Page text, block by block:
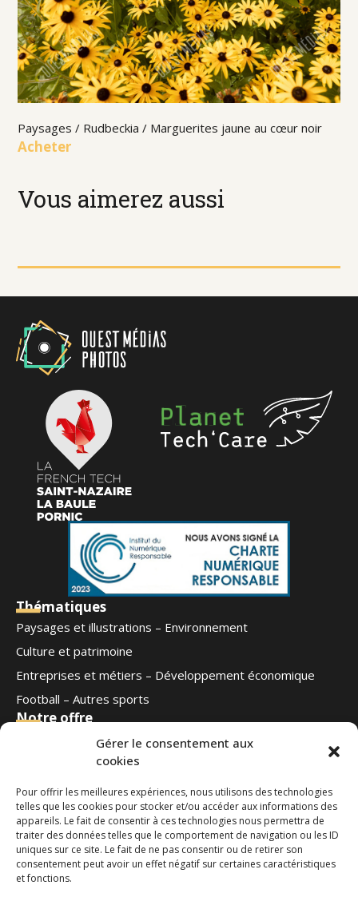
Gérer le consentement aux
cookies
Pour offrir les meilleures expériences, nous utilisons des technologies
telles que les cookies pour stocker et/ou accéder aux informations des
appareils. Le fait de consentir à ces technologies nous permettra de
traiter des données telles que le comportement de navigation ou les ID
uniques sur ce site. Le fait de ne pas consentir ou de retirer son
consentement peut avoir un effet négatif sur certaines caractéristiques
et fonctions.
Vous aimerez aussi
Paysages / Rudbeckia / Marguerites jaune au cœur noir
Acheter
Thématiques
Paysages et illustrations – Environnement
Culture et patrimoine
Entreprises et métiers – Développement économique
Football – Autres sports
Notre offre
Qui sommes-nous
Contact
Ouest Médias
Nous suivre
Contactez-nous
phototheque@ouestmedias.com